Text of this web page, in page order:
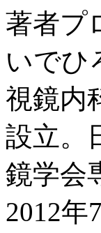
著者プ
いでひ
視鏡内
設立。
鏡学会
2012年